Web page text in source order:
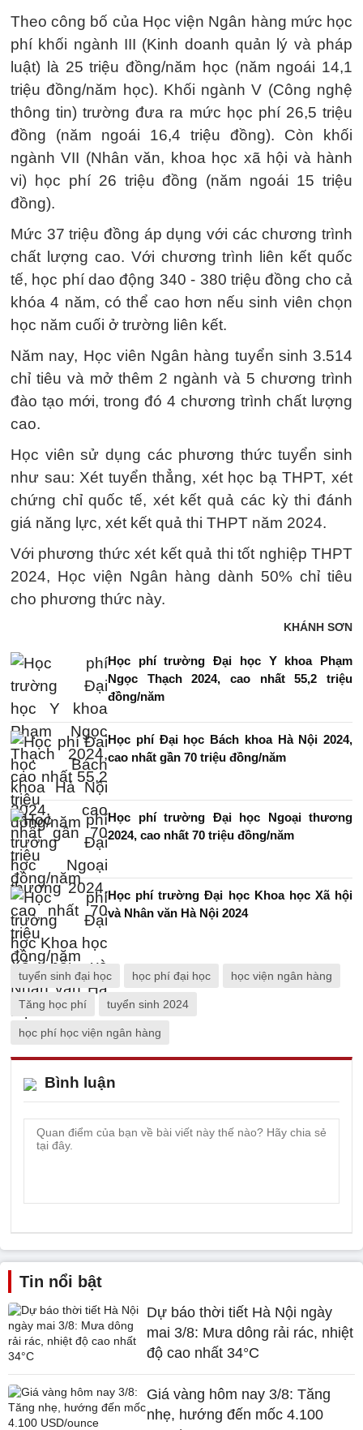
Theo công bố của Học viện Ngân hàng mức học
phí khối ngành III (Kinh doanh quản lý và pháp
luật) là 25 triệu đồng/năm học (năm ngoái 14,1
triệu đồng/năm học). Khối ngành V (Công nghệ
thông tin) trường đưa ra mức học phí 26,5 triệu
đồng (năm ngoái 16,4 triệu đồng). Còn khối
ngành VII (Nhân văn, khoa học xã hội và hành
vi) học phí 26 triệu đồng (năm ngoái 15 triệu
đồng).
Mức 37 triệu đồng áp dụng với các chương trình
chất lượng cao. Với chương trình liên kết quốc
tế, học phí dao động 340 - 380 triệu đồng cho cả
khóa 4 năm, có thể cao hơn nếu sinh viên chọn
học năm cuối ở trường liên kết.
Năm nay, Học viên Ngân hàng tuyển sinh 3.514
chỉ tiêu và mở thêm 2 ngành và 5 chương trình
đào tạo mới, trong đó 4 chương trình chất lượng
cao.
Học viên sử dụng các phương thức tuyển sinh
như sau: Xét tuyển thẳng, xét học bạ THPT, xét
chứng chỉ quốc tế, xét kết quả các kỳ thi đánh
giá năng lực, xét kết quả thi THPT năm 2024.
Với phương thức xét kết quả thi tốt nghiệp THPT
2024, Học viện Ngân hàng dành 50% chỉ tiêu
cho phương thức này.
KHÁNH SƠN
Học phí trường Đại học Y khoa Phạm
Ngọc Thạch 2024, cao nhất 55,2 triệu
đồng/năm
Học phí Đại học Bách khoa Hà Nội 2024,
cao nhất gần 70 triệu đồng/năm
Học phí trường Đại học Ngoại thương
2024, cao nhất 70 triệu đồng/năm
Học phí trường Đại học Khoa học Xã hội
và Nhân văn Hà Nội 2024
tuyển sinh đại học học phí đại học học viện ngân hàng
Tăng học phí tuyển sinh 2024
học phí học viện ngân hàng
Bình luận
Tin nổi bật
Dự báo thời tiết Hà Nội ngày
mai 3/8: Mưa dông rải rác, nhiệt
độ cao nhất 34°C
Giá vàng hôm nay 3/8: Tăng
nhẹ, hướng đến mốc 4.100